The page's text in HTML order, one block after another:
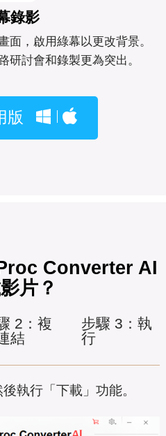
錄影
面，啟用綠幕以更改背景。
研討會和錄製更為突出。
版
Converter AI
片？
2：複
結
步驟 3：執
行
執行「下載」功能。